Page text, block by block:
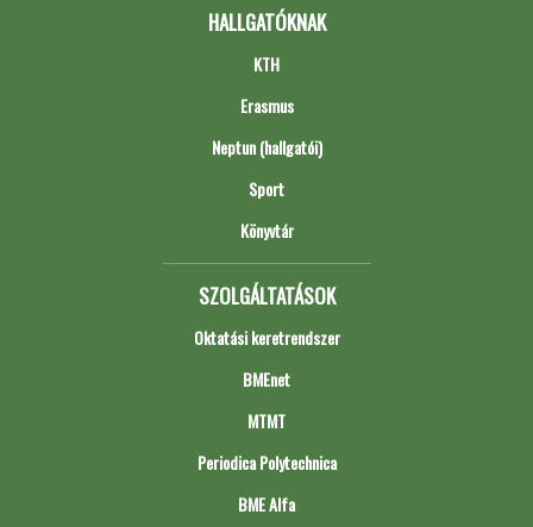
HALLGATÓKNAK
KTH
Erasmus
Neptun (hallgatói)
Sport
Könyvtár
SZOLGÁLTATÁSOK
Oktatási keretrendszer
BMEnet
MTMT
Periodica Polytechnica
BME Alfa